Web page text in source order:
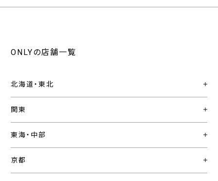
ONLYの店舗一覧
北海道・東北
関東
東海・中部
京都